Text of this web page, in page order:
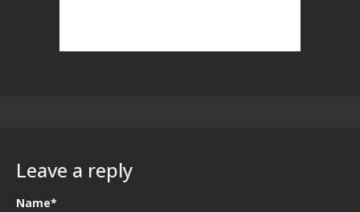
Leave a reply
Name*